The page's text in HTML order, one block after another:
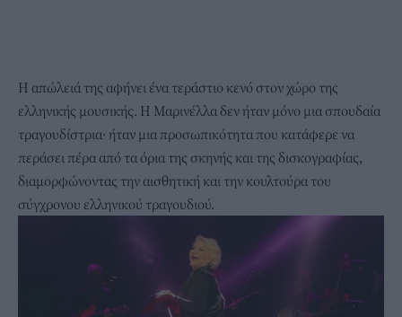
Η απώλειά της αφήνει ένα τεράστιο κενό στον χώρο της
ελληνικής μουσικής. Η Μαρινέλλα δεν ήταν μόνο μια σπουδαία
τραγουδίστρια· ήταν μια προσωπικότητα που κατάφερε να
περάσει πέρα από τα όρια της σκηνής και της δισκογραφίας,
διαμορφώνοντας την αισθητική και την κουλτούρα του
σύγχρονου ελληνικού τραγουδιού.